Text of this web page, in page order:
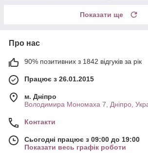
Показати ще
Про нас
90% позитивних з 1842 відгуків за рік
Працює з 26.01.2015
м. Дніпро
Володимира Мономаха 7, Дніпро,
Контакти
Сьогодні працює з 09:00 до 19:00
Показати весь графік роботи